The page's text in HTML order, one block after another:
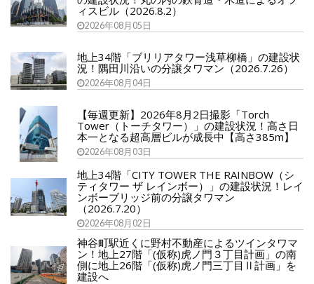
ィスビル（2026.8.2）
2026年08月05日
地上34階「ブリリアタワー浅草柳橋」の建設状
況！隅田川沿いの分譲タワマン（2026.7.26）
2026年08月04日
【毎週更新】2026年8月2日撮影「Torch
Tower（トーチタワー）」の建設状況！高さ日
本一となる超高層ビルが成長中【高さ385m】
2026年08月03日
地上34階「CITY TOWER THE RAINBOW（シ
ティタワー ザ レインボー）」の建設状況！レイ
ンボーブリッジ前の分譲タワマン
（2026.7.20）
2026年08月02日
神谷町駅近くに野村不動産によるツインタワマ
ン！地上27階「(仮称)虎ノ門３丁目計画」の南
側に地上26階「(仮称)虎ノ門三丁目Ⅱ計画」を
建設へ